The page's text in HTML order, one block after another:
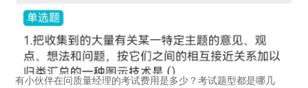
有小伙伴在问质量经理的考试费用是多少？考试题型都是哪几